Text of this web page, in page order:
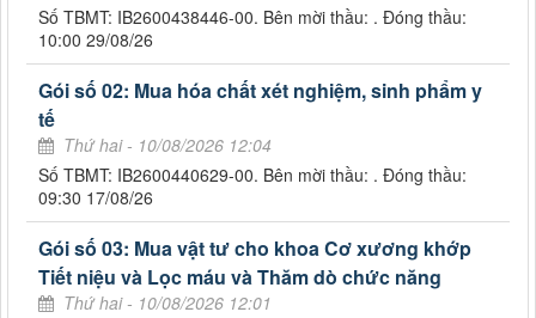
Số TBMT: IB2600438446-00. Bên mời thầu: . Đóng thầu:
10:00 29/08/26
Gói số 02: Mua hóa chất xét nghiệm, sinh phẩm y
tế
Thứ hai - 10/08/2026 12:04
Số TBMT: IB2600440629-00. Bên mời thầu: . Đóng thầu:
09:30 17/08/26
Gói số 03: Mua vật tư cho khoa Cơ xương khớp
Tiết niệu và Lọc máu và Thăm dò chức năng
Thứ hai - 10/08/2026 12:01